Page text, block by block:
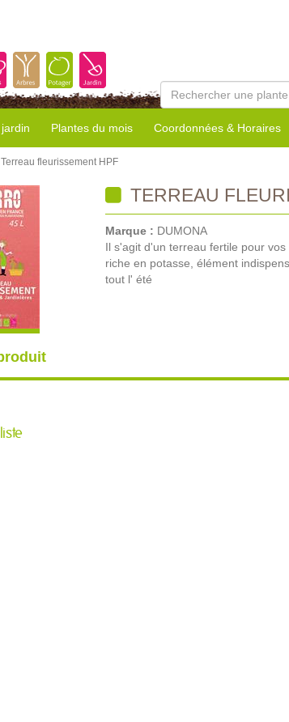
Plantes du mois Coordonnées & Horaires
fleurissement HPF
TERREAU
Marque : DUMONA
Il s'agit d'un terreau fertile pour
riche en potasse, élément
tout l' été